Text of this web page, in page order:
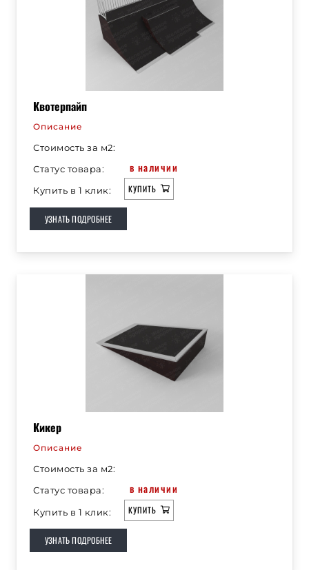
Квотерпайп
Описание
Стоимость за м2:
Статус товара:
в наличии
Купить в 1 клик: КУПИТЬ
УЗНАТЬ ПОДРОБНЕЕ
Кикер
Описание
Стоимость за м2:
Статус товара:
в наличии
Купить в 1 клик: КУПИТЬ
УЗНАТЬ ПОДРОБНЕЕ